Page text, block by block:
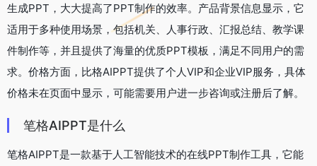
生成PPT，大大提高了PPT制作的效率。产品背景信息显示，它
适用于多种使用场景，包括机关、人事行政、汇报总结、教学课
件制作等，并且提供了海量的优质PPT模板，满足不同用户的需
求。价格方面，比格AIPPT提供了个人VIP和企业VIP服务，具体
价格未在页面中显示，可能需要用户进一步咨询或注册后了解。
笔格AIPPT是什么
笔格AIPPT是一款基于人工智能技术的在线PPT制作工具，它能